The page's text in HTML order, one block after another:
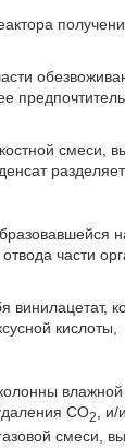
смеси,
части
кислоты,
СО2
,
смеси,